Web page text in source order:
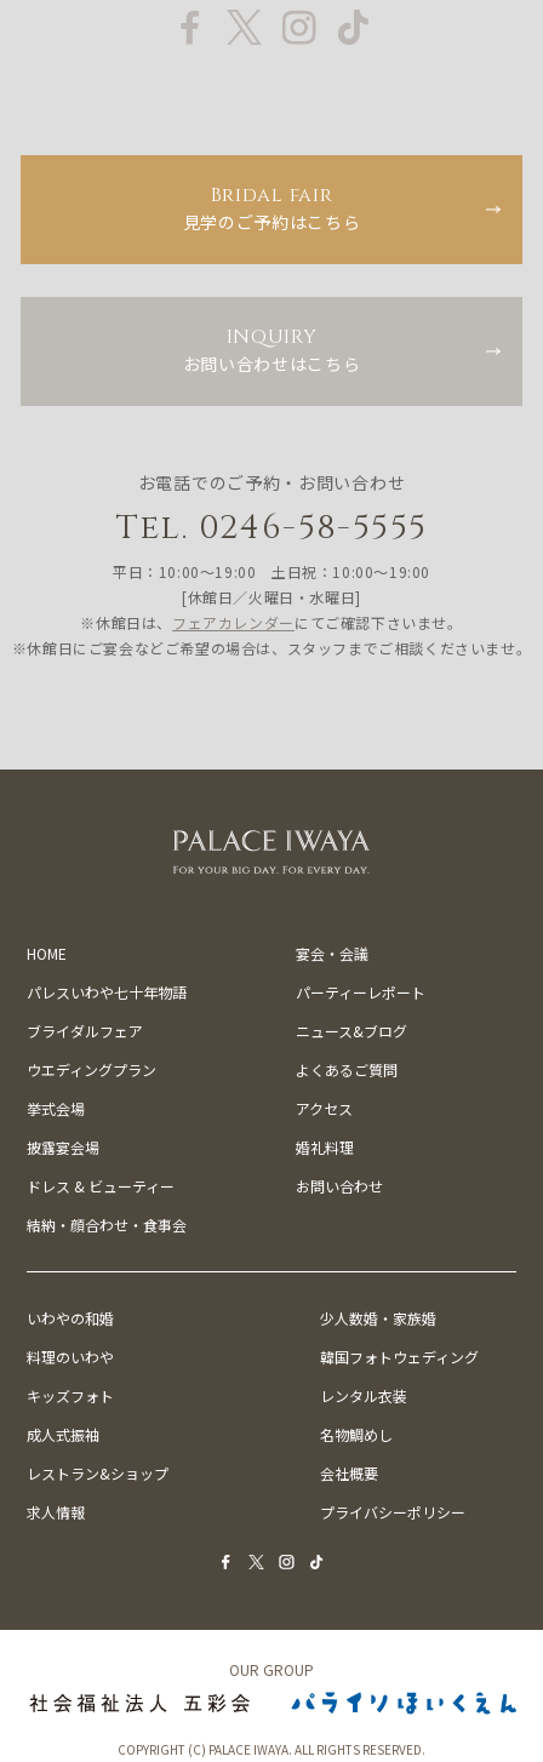
Bridal fair
見学のご予約はこちら
INQUIRY
お問い合わせはこちら
お電話でのご予約・お問い合わせ
Tel. 0246-58-5555
平日：10:00〜19:00 土日祝：10:00〜19:00
[休館日／火曜日・水曜日]
※休館日は、 フェアカレンダーにてご確認下さいませ。
※休館日にご宴会などご希望の場合は、スタッフまでご相談くださいませ。
HOME
宴会・会議
パレスいわや七十年物語
パーティーレポート
ブライダルフェア
ニュース&ブログ
ウエディングプラン
よくあるご質問
挙式会場
アクセス
披露宴会場
婚礼料理
ドレス & ビューティー
お問い合わせ
結納・顔合わせ・食事会
いわやの和婚
少人数婚・家族婚
料理のいわや
韓国フォトウェディング
キッズフォト
レンタル衣装
成人式振袖
名物鯛めし
レストラン&ショップ
会社概要
求人情報
プライバシーポリシー
OUR GROUP
COPYRIGHT (C) PALACE IWAYA. ALL RIGHTS RESERVED.